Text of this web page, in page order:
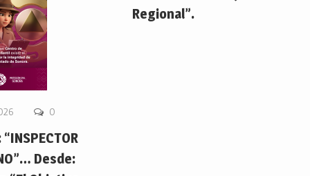
0
Desde:
Regional”.